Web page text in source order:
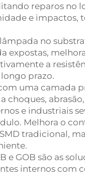
reparos no
e impactos,
no
expostas,
a
prazo.
uma camada
choques,
e industriais
Melhora o
tradicional,
e GOB são as
internos com